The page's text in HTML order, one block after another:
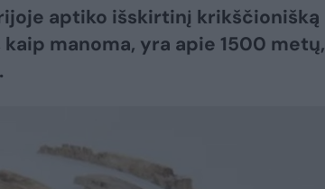
aptiko išskirtinį krikščionišką
manoma, yra apie 1500 metų,